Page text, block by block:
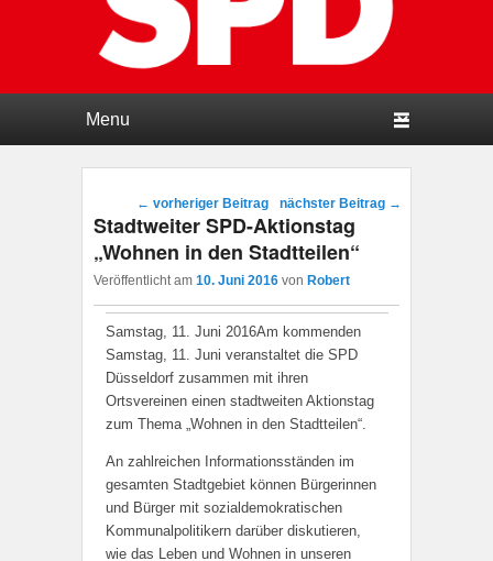
Beitragsnavigation
← vorheriger Beitrag nächster Beitrag →
Stadtweiter SPD-Aktionstag
„Wohnen in den Stadtteilen“
Veröffentlicht am 10. Juni 2016 von Robert
Samstag, 11. Juni 2016Am kommenden
Samstag, 11. Juni veranstaltet die SPD
Düsseldorf zusammen mit ihren
Ortsvereinen einen stadtweiten Aktionstag
zum Thema „Wohnen in den Stadtteilen“.
An zahlreichen Informationsständen im
gesamten Stadtgebiet können Bürgerinnen
und Bürger mit sozialdemokratischen
Kommunalpolitikern darüber diskutieren,
wie das Leben und Wohnen in unseren